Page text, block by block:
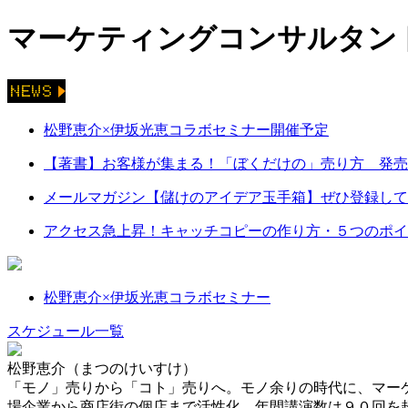
マーケティングコンサルタ
松野恵介×伊坂光恵コラボセミナー開催予定
【著書】お客様が集まる！「ぼくだけの」売り方 発
メールマガジン【儲けのアイデア玉手箱】ぜひ登録し
アクセス急上昇！キャッチコピーの作り方・５つのポ
松野恵介×伊坂光恵コラボセミナー
スケジュール一覧
松野恵介（まつのけいすけ）
「モノ」売りから「コト」売りへ。モノ余りの時代に、マ